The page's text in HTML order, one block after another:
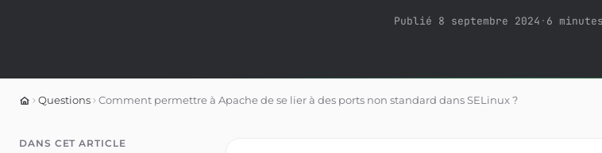
Publié 8 septembre 2024 · 6
Questions Comment permettre à Apache de se lier à des ports non standard dans SELinux ?
DANS CET ARTICLE